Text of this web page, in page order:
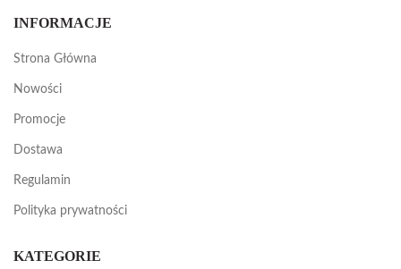
INFORMACJE
Strona Główna
Nowości
Promocje
Dostawa
Regulamin
Polityka prywatności
KATEGORIE